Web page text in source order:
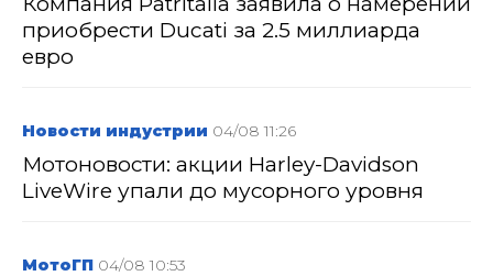
приобрести Ducati за 2.5 миллиарда
евро
Новости индустрии 04/08 11:26
Мотоновости: акции Harley-Davidson
LiveWire упали до мусорного уровня
МотоГП 04/08 10:53